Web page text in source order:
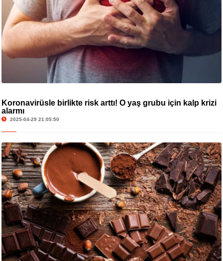
Koronavirüsle birlikte risk arttı! O yaş grubu için kalp krizi
alarmı
2025-04-29 21:05:50